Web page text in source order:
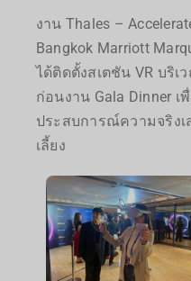
งาน Thales –
Bangkok Marriott
ได้ติดตั้งสเตชัน VR บริ
ก่อนงาน Gala Dinner
ประสบการณ์ความจริง
เลี้ยง